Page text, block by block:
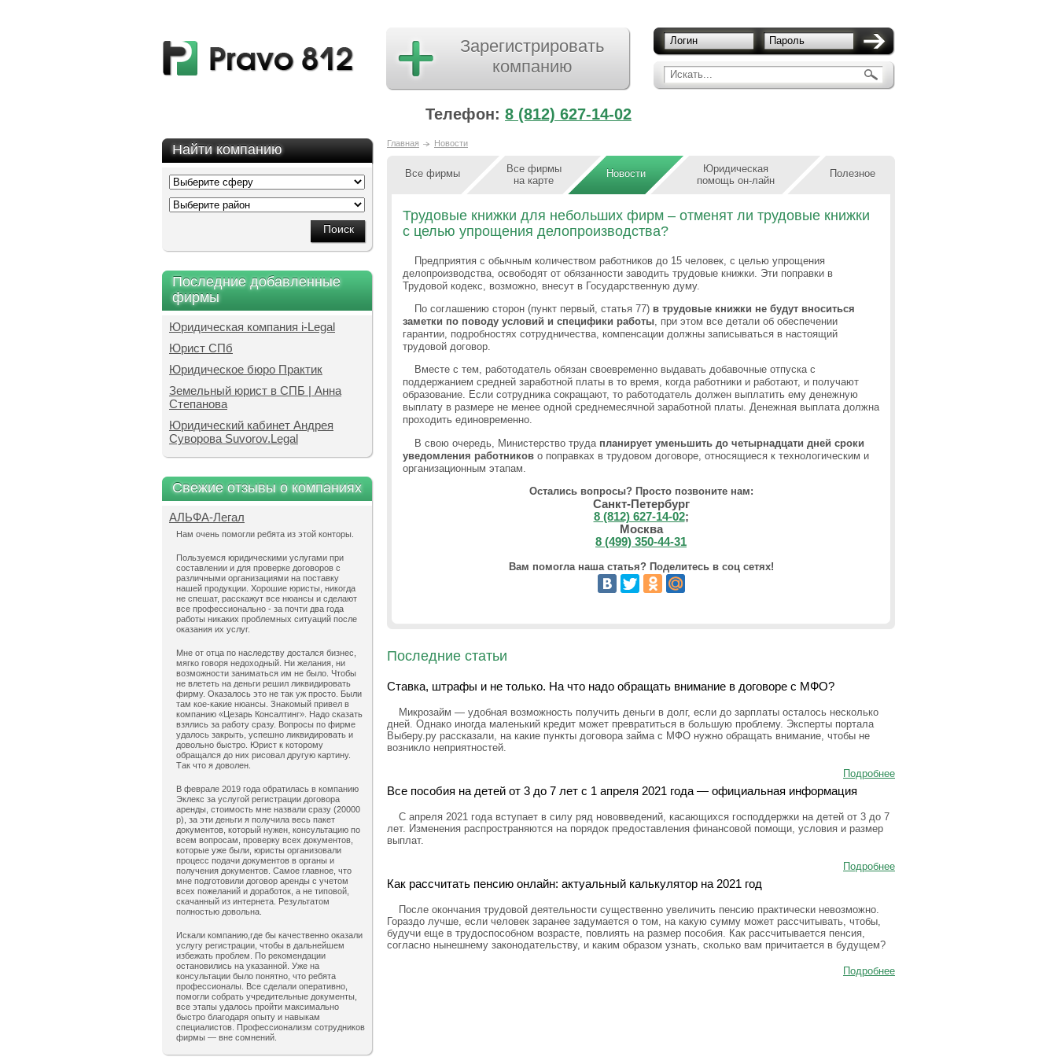
Искать...
Логин Пароль
Зарегистрировать
компанию
Телефон: 8 (812) 627-14-02
Найти компанию
Последние добавленные
фирмы
Юридическая компания i-Legal
Юрист СПб
Юридическое бюро Практик
Земельный юрист в СПБ | Анна
Степанова
Юридический кабинет Андрея
Суворова Suvorov.Legal
Свежие отзывы о компаниях
АЛЬФА-Легал
Нам очень помогли ребята из этой конторы.
Пользуемся юридическими услугами при
составлении и для проверке договоров с
различными организациями на поставку
нашей продукции. Хорошие юристы, никогда
не спешат, расскажут все нюансы и сделают
все профессионально - за почти два года
работы никаких проблемных ситуаций после
оказания их услуг.
Мне от отца по наследству достался бизнес,
мягко говоря недоходный. Ни желания, ни
возможности заниматься им не было. Чтобы
не влететь на деньги решил ликвидировать
фирму. Оказалось это не так уж просто. Были
там кое-какие нюансы. Знакомый привел в
компанию «Цезарь Консалтинг». Надо сказать
взялись за работу сразу. Вопросы по фирме
удалось закрыть, успешно ликвидировать и
довольно быстро. Юрист к которому
обращался до них рисовал другую картину.
Так что я доволен.
В феврале 2019 года обратилась в компанию
Эклекс за услугой регистрации договора
аренды, стоимость мне назвали сразу (20000
р), за эти деньги я получила весь пакет
документов, который нужен, консультацию по
всем вопросам, проверку всех документов,
которые уже были, юристы организовали
процесс подачи документов в органы и
получения документов. Самое главное, что
мне подготовили договор аренды с учетом
всех пожеланий и доработок, а не типовой,
скачанный из интернета. Результатом
полностью довольна.
Искали компанию,где бы качественно оказали
услугу регистрации, чтобы в дальнейшем
избежать проблем. По рекомендации
остановились на указанной. Уже на
консультации было понятно, что ребята
профессионалы. Все сделали оперативно,
помогли собрать учредительные документы,
все этапы удалось пройти максимально
быстро благодаря опыту и навыкам
специалистов. Профессионализм сотрудников
фирмы — вне сомнений.
Главная Новости
Все фирмы
Все фирмы
на карте
Новости
Юридическая
помощь он-лайн
Полезное
Трудовые книжки для небольших фирм – отменят ли трудовые книжки
с целью упрощения делопроизводства?
Предприятия с обычным количеством работников до 15 человек, с целью упрощения
делопроизводства, освободят от обязанности заводить трудовые книжки. Эти поправки в
Трудовой кодекс, возможно, внесут в Государственную думу.
По соглашению сторон (пункт первый, статья 77) в трудовые книжки не будут вноситься
заметки по поводу условий и специфики работы, при этом все детали об обеспечении
гарантии, подробностях сотрудничества, компенсации должны записываться в настоящий
трудовой договор.
Вместе с тем, работодатель обязан своевременно выдавать добавочные отпуска с
поддержанием средней заработной платы в то время, когда работники и работают, и получают
образование. Если сотрудника сокращают, то работодатель должен выплатить ему денежную
выплату в размере не менее одной среднемесячной заработной платы. Денежная выплата должна
проходить единовременно.
В свою очередь, Министерство труда планирует уменьшить до четырнадцати дней сроки
уведомления работников о поправках в трудовом договоре, относящиеся к технологическим и
организационным этапам.
Остались вопросы? Просто позвоните нам:
Санкт-Петербург
8 (812) 627-14-02;
Москва
8 (499) 350-44-31
Вам помогла наша статья? Поделитесь в соц сетях!
Последние статьи
Ставка, штрафы и не только. На что надо обращать внимание в договоре с МФО?
Микрозайм — удобная возможность получить деньги в долг, если до зарплаты осталось несколько
дней. Однако иногда маленький кредит может превратиться в большую проблему. Эксперты портала
Выберу.ру рассказали, на какие пункты договора займа с МФО нужно обращать внимание, чтобы не
возникло неприятностей.
Подробнее
Все пособия на детей от 3 до 7 лет с 1 апреля 2021 года — официальная информация
С апреля 2021 года вступает в силу ряд нововведений, касающихся господдержки на детей от 3 до 7
лет. Изменения распространяются на порядок предоставления финансовой помощи, условия и размер
выплат.
Подробнее
Как рассчитать пенсию онлайн: актуальный калькулятор на 2021 год
После окончания трудовой деятельности существенно увеличить пенсию практически невозможно.
Гораздо лучше, если человек заранее задумается о том, на какую сумму может рассчитывать, чтобы,
будучи еще в трудоспособном возрасте, повлиять на размер пособия. Как рассчитывается пенсия,
согласно нынешнему законодательству, и каким образом узнать, сколько вам причитается в будущем?
Подробнее